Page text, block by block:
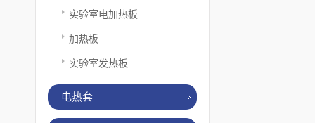
实验室电加热板
加热板
实验室发热板
电热套